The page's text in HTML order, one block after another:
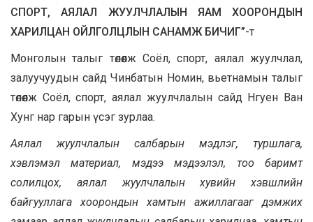
СПОРТ, АЯЛАЛ ЖУУЛЧЛАЛЫН ЯАМ ХООРОНДЫН
ХАРИЛЦАН ОЙЛГОЛЦЛЫН САНАМЖ БИЧИГ”-т
Монголын талыг төлөөлж Соёл, спорт, аялал жуулчлал,
залуучуудын сайд Чинбатын Номин, вьетнамын талыг
төлөөлж Соёл, спорт, аялал жуулчлалын сайд Нгуен Ван
Хунг нар гарын үсэг зурлаа.
Аялал жуулчлалын салбарын мэдлэг, туршлага,
хэвлэмэл материал, мэдээ мэдээлэл, тоо баримт
солилцох, аялал жуулчлалын хувийн хэвшлийн
байгууллага хоорондын хамтын ажиллагааг дэмжих